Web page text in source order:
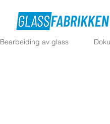
Bearbeiding av glass